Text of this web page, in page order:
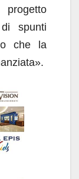
spunti
che la